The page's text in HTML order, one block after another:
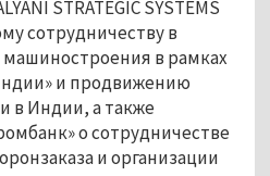
STRATEGIC SYSTEMS
сотрудничеству в
в рамках
и продвижению
в Индии, а также
о сотрудничестве
и организации